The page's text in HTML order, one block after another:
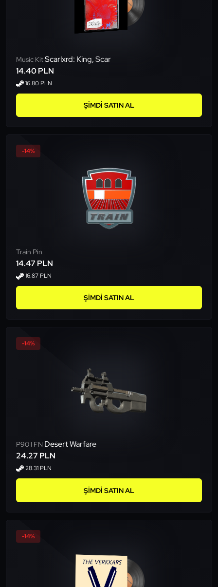
Music KitScarlxrd: King, Scar
14.40 PLN
16.80 PLN
ŞIMDI SATIN AL
-14%
Train Pin
14.47 PLN
16.87 PLN
ŞIMDI SATIN AL
-14%
P90 l FN Desert Warfare
24.27 PLN
28.31 PLN
ŞIMDI SATIN AL
-14%